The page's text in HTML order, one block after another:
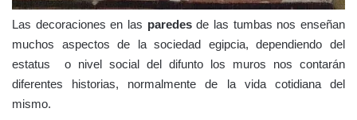
Las decoraciones en las paredesde las tumbas nos enseñan
muchos aspectos de la sociedad egipcia, dependiendo del
estatus o nivel social del difunto los muros nos contarán
diferentes historias, normalmente de la vida cotidiana del
mismo.